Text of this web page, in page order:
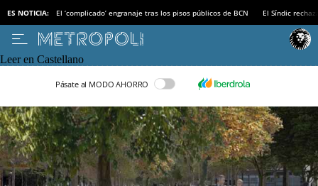
ES NOTICIA: El ‘complicado’ engranaje tras los pisos públicos de BCN El Síndic
Leer en Castellano
Pásate al MODO AHORRO